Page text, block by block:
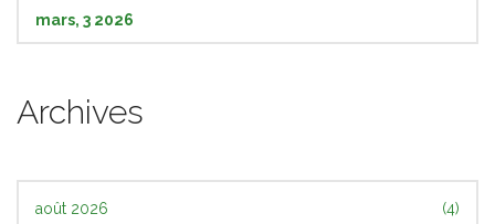
mars, 3 2026
Archives
août 2026 (4)